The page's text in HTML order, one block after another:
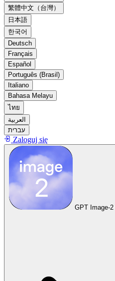
繁體中文（台灣）
日本語
한국어
Deutsch
Français
Español
Português (Brasil)
Italiano
Bahasa Melayu
ไทย
العربية
עברית
Zaloguj się
GPT Image-2